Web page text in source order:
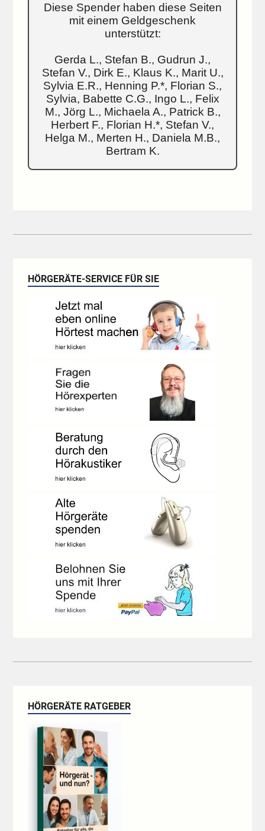
Diese Spender haben diese Seiten
mit einem Geldgeschenk
unterstützt:
Gerda L., Stefan B., Gudrun J.,
Stefan V., Dirk E., Klaus K., Marit U.,
Sylvia E.R., Henning P.*, Florian S.,
Sylvia, Babette C.G., Ingo L., Felix
M., Jörg L., Michaela A., Patrick B.,
Herbert F., Florian H.*, Stefan V.,
Helga M., Merten H., Daniela M.B.,
Bertram K.
HÖRGERÄTE-SERVICE FÜR SIE
HÖRGERÄTE RATGEBER